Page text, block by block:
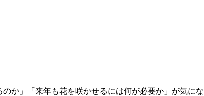
か」「来年も花を咲かせるには何が必要か」が気にな